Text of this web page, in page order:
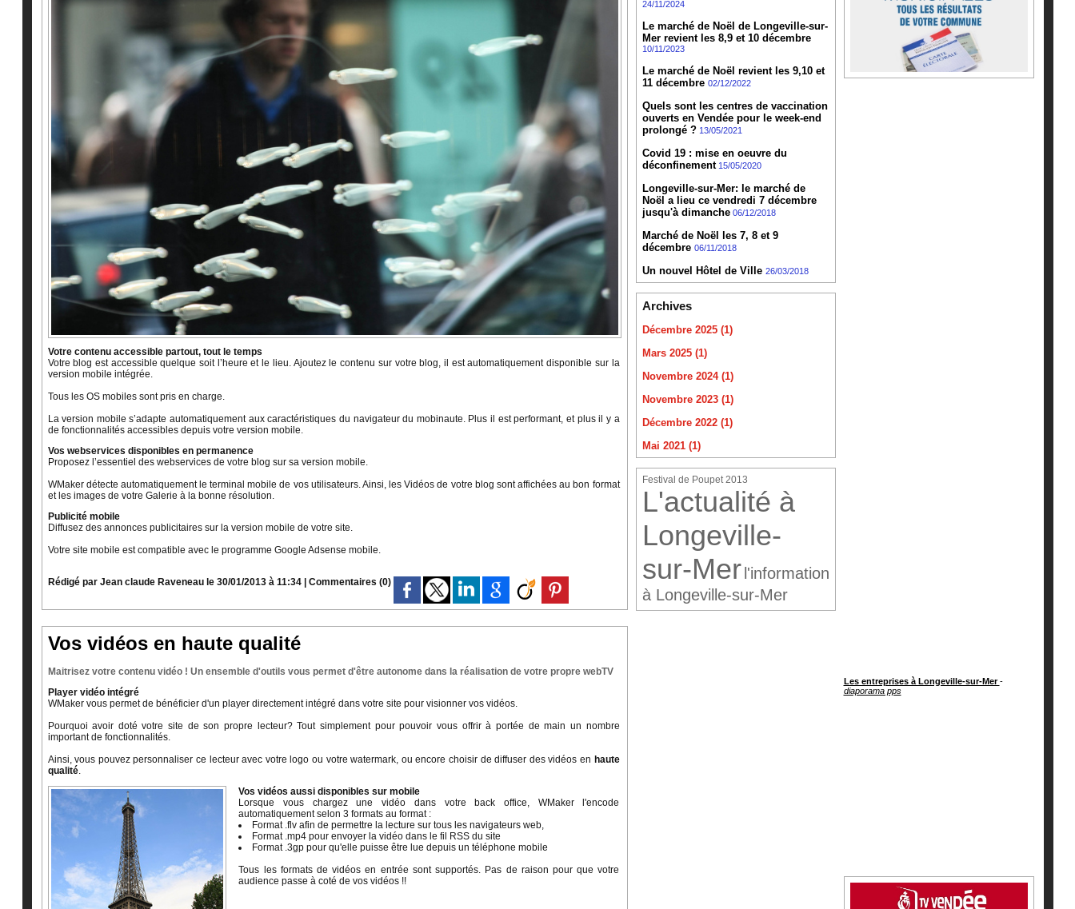
Votre contenu accessible partout, tout le temps
Votre blog est accessible quelque soit l’heure et le lieu. Ajoutez le contenu sur votre blog, il est automatiquement disponible sur la
version mobile intégrée.
Tous les OS mobiles sont pris en charge.
La version mobile s’adapte automatiquement aux caractéristiques du navigateur du mobinaute. Plus il est performant, et plus il y a
de fonctionnalités accessibles depuis votre version mobile.
Vos webservices disponibles en permanence
Proposez l’essentiel des webservices de votre blog sur sa version mobile.
WMaker détecte automatiquement le terminal mobile de vos utilisateurs. Ainsi, les Vidéos de votre blog sont affichées au bon format
et les images de votre Galerie à la bonne résolution.
Publicité mobile
Diffusez des annonces publicitaires sur la version mobile de votre site.
Votre site mobile est compatible avec le programme Google Adsense mobile.
Rédigé par Jean claude Raveneau le 30/01/2013 à 11:34 Commentaires (0)
Vos vidéos en haute qualité
Maitrisez votre contenu vidéo ! Un ensemble d'outils vous permet d'être autonome dans la réalisation de votre propre webTV
Player vidéo intégré
WMaker vous permet de bénéficier d'un player directement intégré dans votre site pour visionner vos vidéos.
Pourquoi avoir doté votre site de son propre lecteur? Tout simplement pour pouvoir vous offrir à portée de main un nombre
important de fonctionnalités.
Ainsi, vous pouvez personnaliser ce lecteur avec votre logo ou votre watermark, ou encore choisir de diffuser des vidéos en haute
qualité.
Vos vidéos aussi disponibles sur mobile
Lorsque vous chargez une vidéo dans votre back office, WMaker l'encode
automatiquement selon 3 formats au format :
Format .flv afin de permettre la lecture sur tous les navigateurs web,
Format .mp4 pour envoyer la vidéo dans le fil RSS du site
Format .3gp pour qu'elle puisse être lue depuis un téléphone mobile
Tous les formats de vidéos en entrée sont supportés. Pas de raison pour que votre
audience passe à coté de vos vidéos !!
24/11/2024
Le marché de Noël de Longeville-sur-
Mer revient les 8,9 et 10 décembre
10/11/2023
Le marché de Noël revient les 9,10 et
11 décembre 02/12/2022
Quels sont les centres de vaccination
ouverts en Vendée pour le week-end
prolongé ? 13/05/2021
Covid 19 : mise en oeuvre du
déconfinement 15/05/2020
Longeville-sur-Mer: le marché de
Noël a lieu ce vendredi 7 décembre
jusqu'à dimanche 06/12/2018
Marché de Noël les 7, 8 et 9
décembre 06/11/2018
Un nouvel Hôtel de Ville 26/03/2018
Archives
Décembre 2025 (1)
Mars 2025 (1)
Novembre 2024 (1)
Novembre 2023 (1)
Décembre 2022 (1)
Mai 2021 (1)
Festival de Poupet 2013
L'actualité à
Longeville-
sur-Mer l'information
à Longeville-sur-Mer
Les entreprises à Longeville-sur-Mer-
diaporama pps